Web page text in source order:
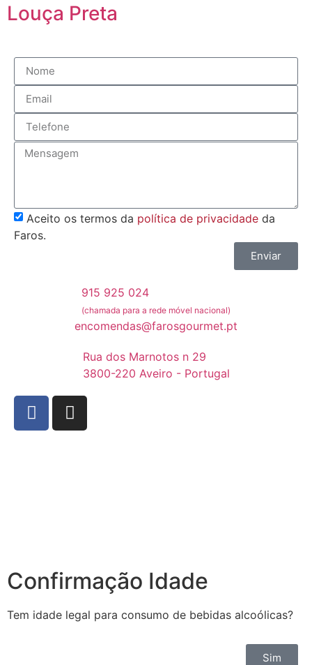
Louça Preta
Aceito os termos da política de privacidade da
Faros.
Enviar
915 925 024
(chamada para a rede móvel nacional)
encomendas@farosgourmet.pt
Rua dos Marnotos n 29
3800-220 Aveiro - Portugal
Confirmação Idade
Tem idade legal para consumo de bebidas alcoólicas?
Sim